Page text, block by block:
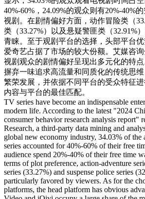
40%-60%，24.09%的观众则有20%-40%
视剧。在剧情偏好方面，动作冒险类（
类（33.27%）以及悬疑警匪类（32.91%
青睐。至于观剧平台的选择，头部平台
爱奇艺占据了市场的较大份额。艾媒咨
视剧观众的剧情偏好呈现出多元化的特
摒弃一味追求高流量和同质化的传统思
繁荣发展，并依据不同平台的受众特征
内容与平台的最佳匹配。
TV series have become an indispensable
modern life. According to the latest "2024
consumer behavior research analysis report"
Research, a third-party data mining and
global new economy industry, 34.03% of the
series accounted for 40%-60% of their free
audience spend 20%-40% of their free time
terms of plot preference, action-adventure
series (33.27%) and suspense police series
particularly favored by viewers. As for the
platforms, the head platform has obvious